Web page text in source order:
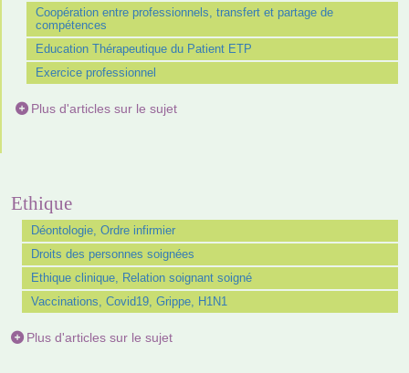
Coopération entre professionnels, transfert et partage de
compétences
Education Thérapeutique du Patient ETP
Exercice professionnel
Plus d'articles sur le sujet
Ethique
Déontologie, Ordre infirmier
Droits des personnes soignées
Ethique clinique, Relation soignant soigné
Vaccinations, Covid19, Grippe, H1N1
Plus d'articles sur le sujet